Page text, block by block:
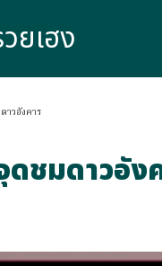
ยเฮง
าวอังคาร
ดชมดาวอัง